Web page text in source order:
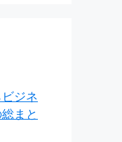
ジネ
まと